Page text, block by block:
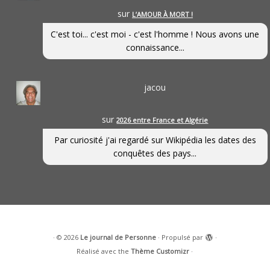
sur L’AMOUR À MORT !
C'est toi... c'est moi - c'est l'homme ! Nous avons une
connaissance...
jacou
sur2026 entre France et Algérie
Par curiosité j'ai regardé sur Wikipédia les dates des
conquêtes des pays...
· © 2026 Le journal de Personne· Propulsé par
·
Réalisé avec theThème Customizr ·